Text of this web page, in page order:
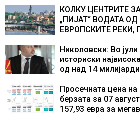
учесниците во
доживуваа овој
текот на историјата
КОЛКУ ЦЕНТРИТЕ
„ПИЈАТ“ ВОДАТА
ЕВРОПСКИТЕ РЕКИ,
центри за податоци
Николовски: Во јули
историски
од над 14
резултати
Просечната цена на
берзата за 07
157,93 евра за